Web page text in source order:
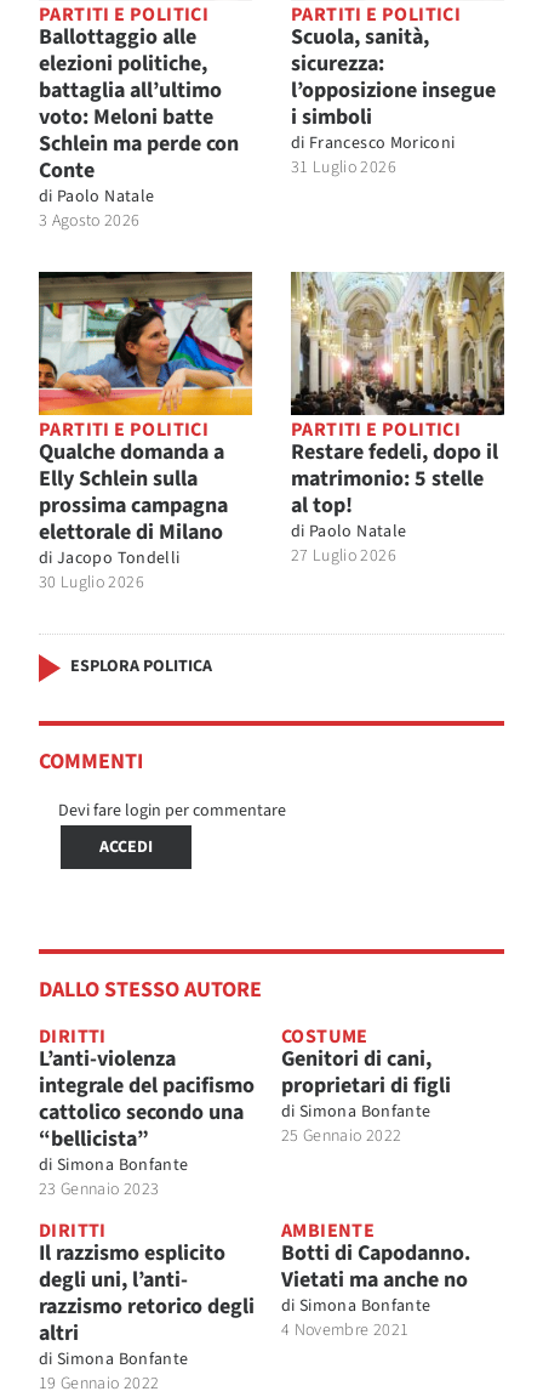
PARTITI E POLITICI
Ballottaggio alle
elezioni politiche,
battaglia all’ultimo
voto: Meloni batte
Schlein ma perde con
Conte
di Paolo Natale
3 Agosto 2026
PARTITI E POLITICI
Scuola, sanità,
sicurezza:
l’opposizione insegue
i simboli
di Francesco Moriconi
31 Luglio 2026
PARTITI E POLITICI
Qualche domanda a
Elly Schlein sulla
prossima campagna
elettorale di Milano
di Jacopo Tondelli
30 Luglio 2026
PARTITI E POLITICI
Restare fedeli, dopo il
matrimonio: 5 stelle
al top!
di Paolo Natale
27 Luglio 2026
ESPLORA POLITICA
COMMENTI
Devi fare login per commentare
ACCEDI
DALLO STESSO AUTORE
DIRITTI
L’anti-violenza
integrale del pacifismo
cattolico secondo una
“bellicista”
di Simona Bonfante
23 Gennaio 2023
COSTUME
Genitori di cani,
proprietari di figli
di Simona Bonfante
25 Gennaio 2022
DIRITTI
Il razzismo esplicito
degli uni, l’anti-
razzismo retorico degli
altri
di Simona Bonfante
19 Gennaio 2022
AMBIENTE
Botti di Capodanno.
Vietati ma anche no
di Simona Bonfante
4 Novembre 2021